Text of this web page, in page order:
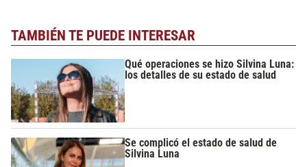
TAMBIÉN TE PUEDE INTERESAR
Qué operaciones se hizo Silvina Luna:
los detalles de su estado de salud
Se complicó el estado de salud de
Silvina Luna